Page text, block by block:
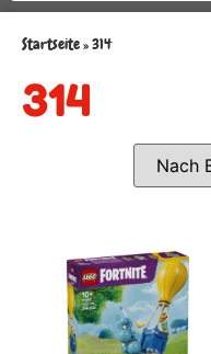
Startseite»314
314